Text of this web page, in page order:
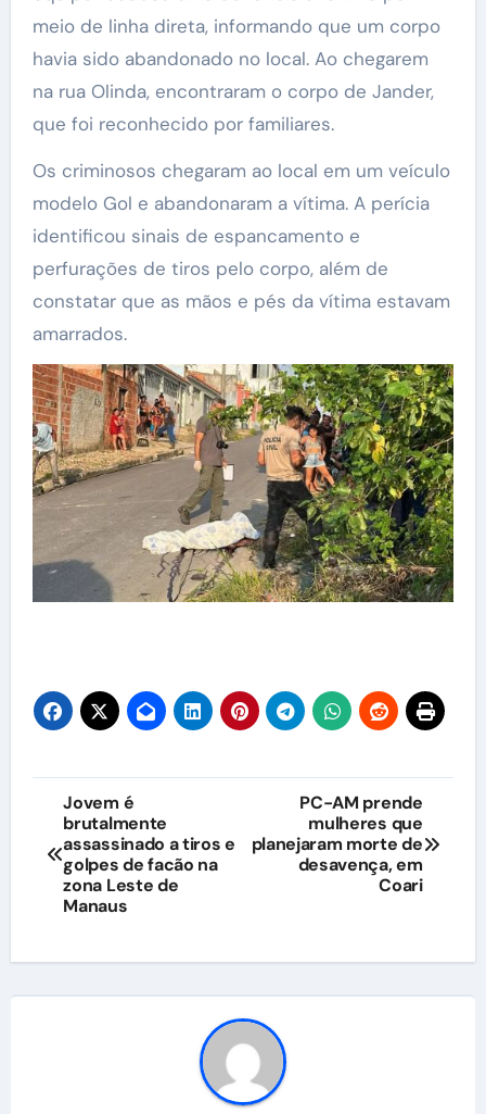
meio de linha direta, informando que um corpo
havia sido abandonado no local. Ao chegarem
na rua Olinda, encontraram o corpo de Jander,
que foi reconhecido por familiares.
Os criminosos chegaram ao local em um veículo
modelo Gol e abandonaram a vítima. A perícia
identificou sinais de espancamento e
perfurações de tiros pelo corpo, além de
constatar que as mãos e pés da vítima estavam
amarrados.
Navegação
de
Post
Jovem é
brutalmente
assassinado a tiros e
golpes de facão na
zona Leste de
Manaus
PC-AM prende
mulheres que
planejaram morte de
desavença, em
Coari